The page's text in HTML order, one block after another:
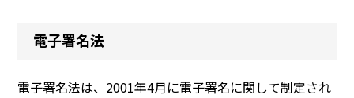
電子署名法
電子署名法は、2001年4月に電子署名に関して制定され